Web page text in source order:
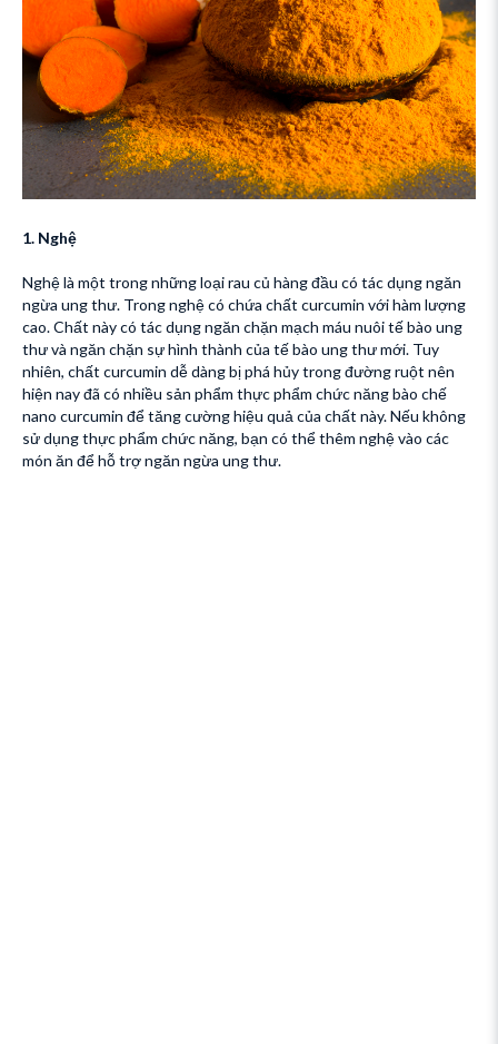
1. Nghệ
Nghệ là một trong những loại rau củ hàng đầu có tác dụng ngăn
ngừa ung thư. Trong nghệ có chứa chất curcumin với hàm lượng
cao. Chất này có tác dụng ngăn chặn mạch máu nuôi tế bào ung
thư và ngăn chặn sự hình thành của tế bào ung thư mới. Tuy
nhiên, chất curcumin dễ dàng bị phá hủy trong đường ruột nên
hiện nay đã có nhiều sản phẩm thực phẩm chức năng bào chế
nano curcumin để tăng cường hiệu quả của chất này. Nếu không
sử dụng thực phẩm chức năng, bạn có thể thêm nghệ vào các
món ăn để hỗ trợ ngăn ngừa ung thư.